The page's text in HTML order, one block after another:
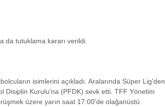
da tutuklama kararı verildi.
isimlerini açıkladı. Aralarında Süper Lig'den
Disiplin Kurulu'na (PFDK) sevk etti. TFF Yönetim
üzere yarın saat 17:00'de olağanüstü